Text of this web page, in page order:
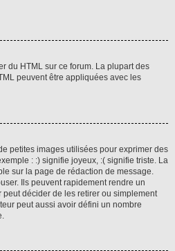
du HTML sur ce forum. La plupart des
peuvent être appliquées avec les
petites images utilisées pour exprimer des
: :) signifie joyeux, :( signifie triste. La
sur la page de rédaction de message.
Ils peuvent rapidement rendre un
décider de les retirer ou simplement
peut aussi avoir défini un nombre